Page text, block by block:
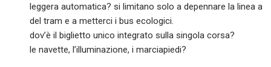
leggera automatica? si limitano solo a depennare la linea a
del tram e a metterci i bus ecologici.
dov’è il biglietto unico integrato sulla singola corsa?
le navette, l’illuminazione, i marciapiedi?